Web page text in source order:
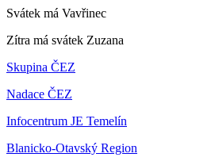
Svátek má Vavřinec
Zítra má svátek Zuzana
Skupina ČEZ
Nadace ČEZ
Infocentrum JE Temelín
Blanicko-Otavský Region